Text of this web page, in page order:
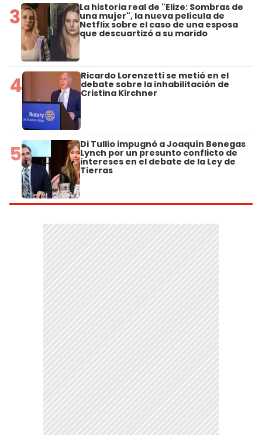
3 La historia real de "Elize: Sombras de
una mujer", la nueva película de
Netflix sobre el caso de una esposa
que descuartizó a su marido
4 Ricardo Lorenzetti se metió en el
debate sobre la inhabilitación de
Cristina Kirchner
5 Di Tullio impugnó a Joaquín Benegas
Lynch por un presunto conflicto de
intereses en el debate de la Ley de
Tierras